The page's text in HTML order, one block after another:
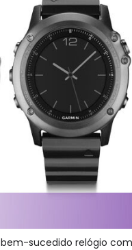
sucedido relógio